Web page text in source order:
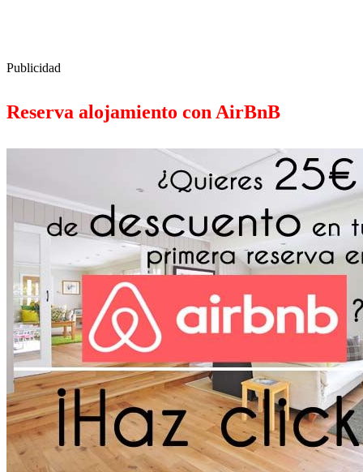
Publicidad
Reserva alojamiento con AirBnB